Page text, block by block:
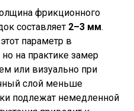
фрикционного
составляет 2–3 мм.
параметр в
на практике замер
или визуально при
слой меньше
подлежат немедленной